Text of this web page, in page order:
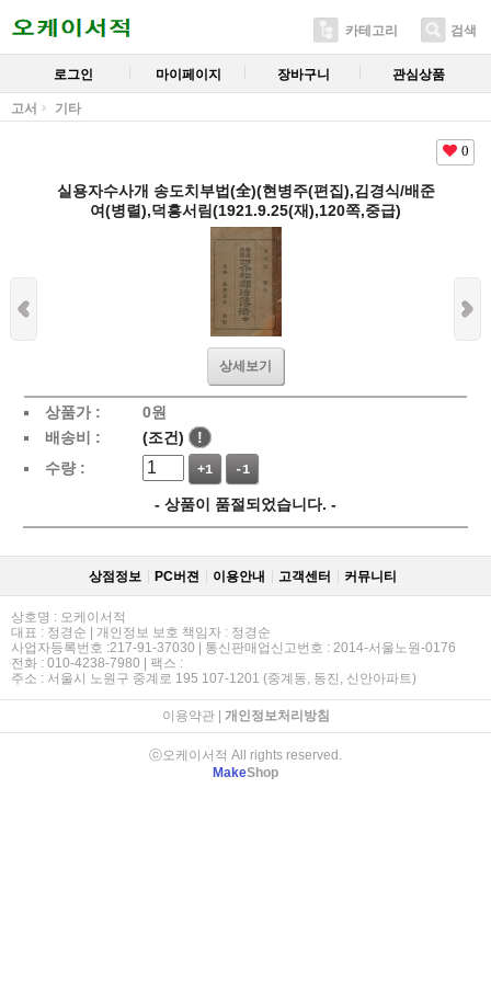
카테고리 검색
로그인 마이페이지 장바구니 관심상품
고서 기타
0
실용자수사개 송도치부법(全)(현병주(편집),김경식/배준
여(병렬),덕흥서림(1921.9.25(재),120쪽,중급)
상세보기
상품가 : 0원
배송비 :
(조건)
!
수량 :
+1 -1
- 상품이 품절되었습니다. -
상점정보 PC버젼 이용안내 고객센터 커뮤니티
상호명 : 오케이서적
대표 : 정경순 | 개인정보 보호 책임자 : 정경순
사업자등록번호 :217-91-37030 | 통신판매업신고번호 : 2014-서울노원-0176
전화 : 010-4238-7980 | 팩스 :
주소 : 서울시 노원구 중계로 195 107-1201 (중계동, 동진, 신안아파트)
이용약관| 개인정보처리방침
ⓒ오케이서적 All rights reserved.
MakeShop